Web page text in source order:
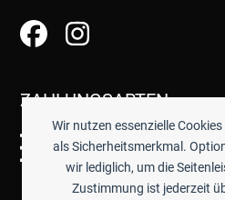
Wir nutzen essenzielle
als Sicherheitsmerkmal.
wir lediglich, um die
Zustimmung ist jederzeit
ZAHLUNGSARTEN